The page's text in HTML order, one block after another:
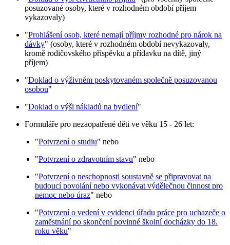
posuzované osoby, které v rozhodném období příjem
vykazovaly)
"Prohlášení osob, které nemají příjmy rozhodné pro nárok na
dávky" (osoby, které v rozhodném období nevykazovaly,
kromě rodičovského příspěvku a přídavku na dítě, jiný
příjem)
"Doklad o výživném poskytovaném společně posuzovanou
osobou"
"Doklad o výši nákladů na bydlení"
Formuláře pro nezaopatřené děti ve věku 15 - 26 let:
"Potvrzení o studiu" nebo
"Potvrzení o zdravotním stavu" nebo
"Potvrzení o neschopnosti soustavně se připravovat na
budoucí povolání nebo vykonávat výdělečnou činnost pro
nemoc nebo úraz" nebo
"Potvrzení o vedení v evidenci úřadu práce pro uchazeče o
zaměstnání po skončení povinné školní docházky do 18.
roku věku"